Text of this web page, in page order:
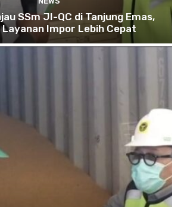
SSm JI-QC di Tanjung Emas,
Layanan Impor Lebih Cepat